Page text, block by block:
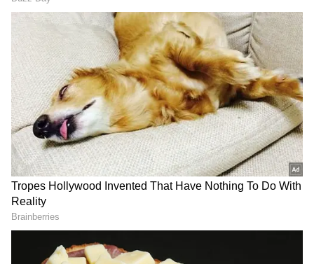
ఎక్కువగా.. చిలగడదుంపలను.. కేవలం ఉడకపెట్టి తింటూ
ఉంటారు. కానీ.. వీటితో చాలా రకాల రెసిపీలు చేసుకోవచ్చు.
స్వీట్ పొటాటోతో టిక్కీ చేసుకోవచ్చు. సూప్ చేసుకోవచ్చు.
షుగర్ కాకుండా.. బెల్లం వాడి హెల్దీగా.. స్వీట్ కూడా
చేసుకోవచ్చు. ఎలా తిన్నా.. ఇది పిల్లలకు, పెద్దలకు
ఆరోగ్యకరమే.
RECOMMENDED STORIES